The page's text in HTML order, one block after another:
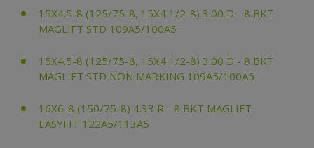
15X4.5-8 (125/75-8, 15X4 1/2-8) 3.00 D - 8 BKT
MAGLIFT STD 109A5/100A5
15X4.5-8 (125/75-8, 15X4 1/2-8) 3.00 D - 8 BKT
MAGLIFT STD NON MARKING 109A5/100A5
16X6-8 (150/75-8) 4.33 R - 8 BKT MAGLIFT
EASYFIT 122A5/113A5